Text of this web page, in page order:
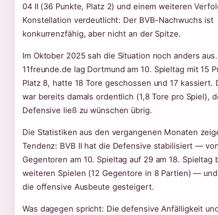
04 II (36 Punkte, Platz 2) und einem weiteren
Konstellation verdeutlicht: Der BVB-Nachwuchs ist
konkurrenzfähig, aber nicht an der Spitze.
Im Oktober 2025 sah die Situation noch anders
11freunde.de lag Dortmund am 10. Spieltag mit 15
Platz 8, hatte 18 Tore geschossen und 17 kassiert.
war bereits damals ordentlich (1,8 Tore pro Spiel),
Defensive ließ zu wünschen übrig.
Die Statistiken aus den vergangenen Monaten
Tendenz: BVB II hat die Defensive stabilisiert —
Gegentoren am 10. Spieltag auf 29 am 18. Spieltag
weiteren Spielen (12 Gegentore in 8 Partien) —
die offensive Ausbeute gesteigert.
Was dagegen spricht: Die defensive Anfälligkeit